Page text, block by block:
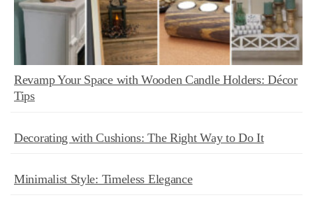
Revamp Your Space with Wooden Candle Holders: Décor
Tips
Decorating with Cushions: The Right Way to Do It
Minimalist Style: Timeless Elegance